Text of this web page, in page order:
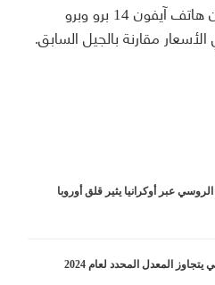
وتقول آخر الشائعات أيضاً إن هاتف آيفون 14 برو وبرو
مقارنة بالجيل السابق.
عبر أوكرانيا يثير قلق أوروبا
يتجاوز المعدل المحدد لعام 2024